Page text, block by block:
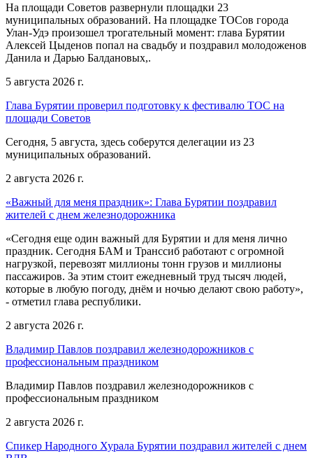
На площади Советов развернули площадки 23
муниципальных образований. На площадке ТОСов города
Улан-Удэ произошел трогательный момент: глава Бурятии
Алексей Цыденов попал на свадьбу и поздравил молодоженов
Данила и Дарью Балдановых,.
5 августа 2026 г.
Глава Бурятии проверил подготовку к фестивалю ТОС на
площади Советов
Сегодня, 5 августа, здесь соберутся делегации из 23
муниципальных образований.
2 августа 2026 г.
«Важный для меня праздник»: Глава Бурятии поздравил
жителей с днем железнодорожника
«Сегодня еще один важный для Бурятии и для меня лично
праздник. Сегодня БАМ и Транссиб работают с огромной
нагрузкой, перевозят миллионы тонн грузов и миллионы
пассажиров. За этим стоит ежедневный труд тысяч людей,
которые в любую погоду, днём и ночью делают свою работу»,
- отметил глава республики.
2 августа 2026 г.
Владимир Павлов поздравил железнодорожников с
профессиональным праздником
Владимир Павлов поздравил железнодорожников с
профессиональным праздником
2 августа 2026 г.
Спикер Народного Хурала Бурятии поздравил жителей с днем